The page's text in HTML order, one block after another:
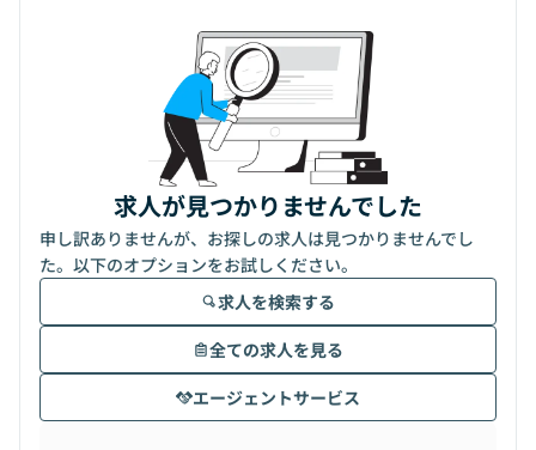
求人が見つかりませんでした
申し訳ありませんが、お探しの求人は見つかりませんでし
た。以下のオプションをお試しください。
求人を検索する
全ての求人を見る
エージェントサービス